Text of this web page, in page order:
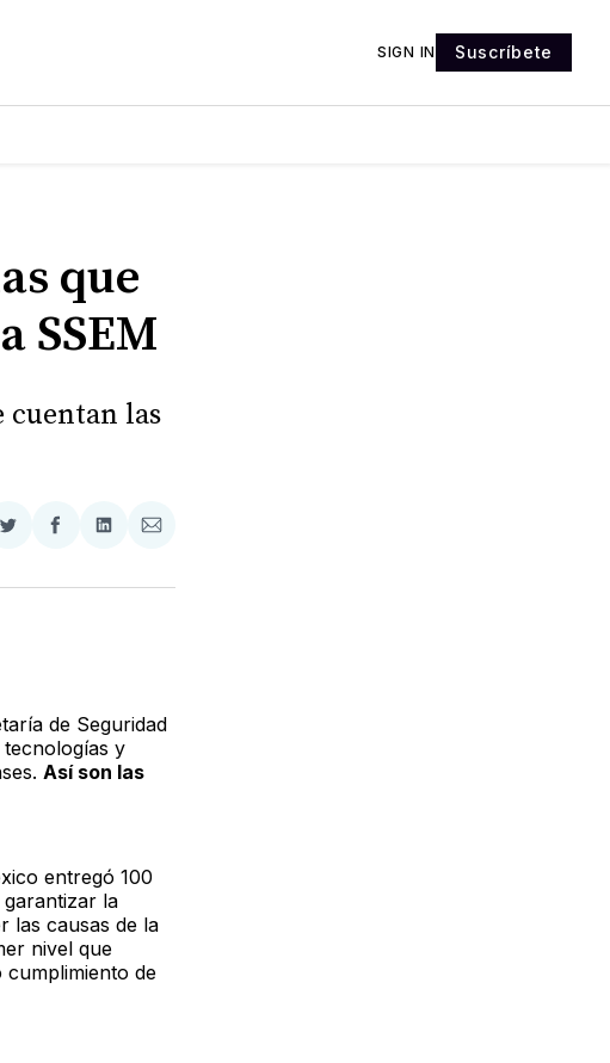
SIGN IN Suscríbete
que
SSEM
cuentan las
Compartir
Twitter
Compartir
Facebook
Compartir
LinkedIn
Compartir
Email
de Seguridad
y
Así son las
entregó 100
la
las causas de la
nivel que
de